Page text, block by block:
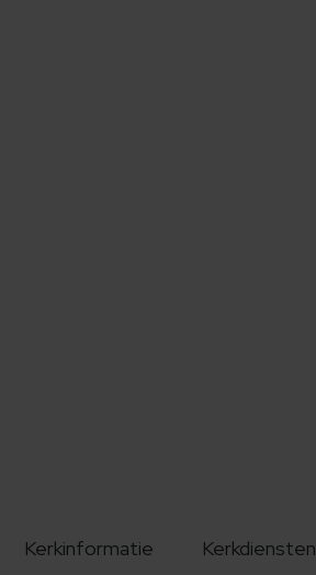
Kerkinformatie Kerkdiensten